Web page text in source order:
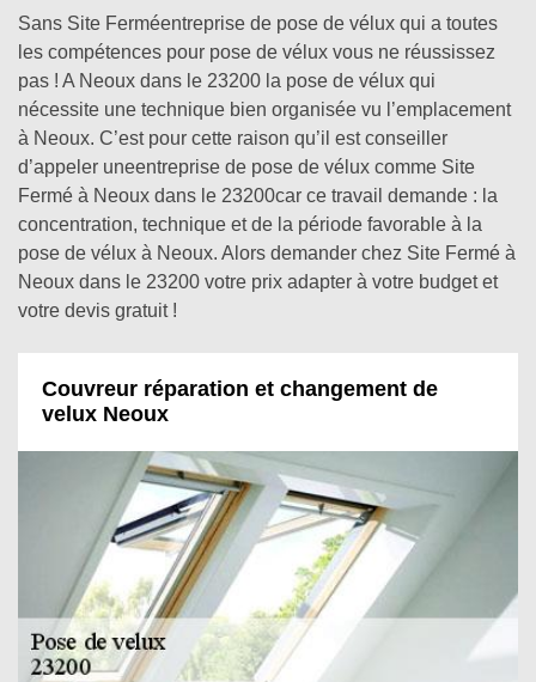
Sans Site Ferméentreprise de pose de vélux qui a toutes
les compétences pour pose de vélux vous ne réussissez
pas ! A Neoux dans le 23200 la pose de vélux qui
nécessite une technique bien organisée vu l’emplacement
à Neoux. C’est pour cette raison qu’il est conseiller
d’appeler uneentreprise de pose de vélux comme Site
Fermé à Neoux dans le 23200car ce travail demande : la
concentration, technique et de la période favorable à la
pose de vélux à Neoux. Alors demander chez Site Fermé à
Neoux dans le 23200 votre prix adapter à votre budget et
votre devis gratuit !
Couvreur réparation et changement de
velux Neoux